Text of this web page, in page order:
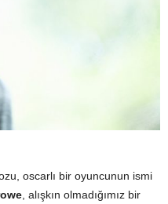
oscarlı bir oyuncunun ismi
, alışkın olmadığımız bir